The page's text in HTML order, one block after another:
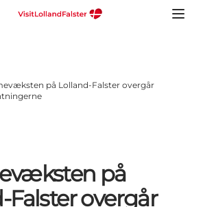
på Lolland-Falster overgår
på
Falster overgår